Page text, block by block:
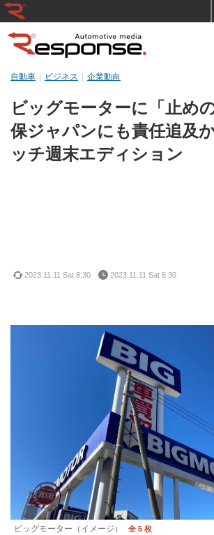
ビッグモーターに「止め
保ジャパンにも責任追及
ッチ週末エディション
自動車 ビジネス 企業動向
2023.11.11 Sat 8:30 2023.11.11 Sat 8:30
ビッグモーター（イメージ） 全 5 枚